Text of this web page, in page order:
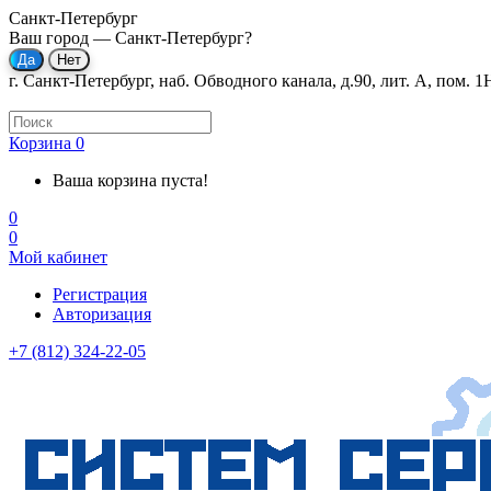
Санкт-Петербург
Ваш город — Санкт-Петербург?
г. Санкт-Петербург, наб. Обводного канала, д.90, лит. А, пом.
Корзина 0
Ваша корзина пуста!
0
0
Мой кабинет
Регистрация
Авторизация
+7 (812) 324-22-05